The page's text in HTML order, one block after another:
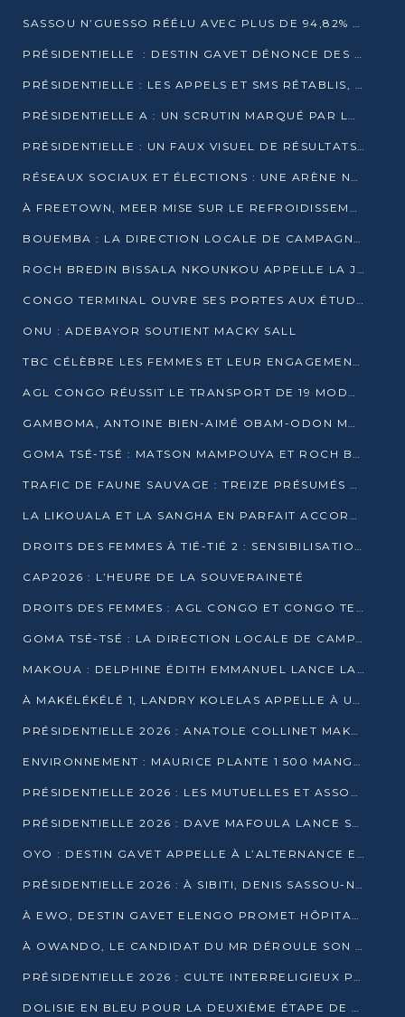
SASSOU N’GUESSO RÉÉLU AVEC PLUS DE 94,82% DES VOIX
PRÉSIDENTIELLE : DESTIN GAVET DÉNONCE DES IRRÉGULARITÉS ET REVENDIQUE LA VICTOIRE
PRÉSIDENTIELLE : LES APPELS ET SMS RÉTABLIS, INTERNET RESTE BLOQUÉ
PRÉSIDENTIELLE A : UN SCRUTIN MARQUÉ PAR LA COUPURE D’INTERNET ET UNE AFFLUENCE TIMIDE À BRAZZAVILLE
PRÉSIDENTIELLE : UN FAUX VISUEL DE RÉSULTATS CIRCULE
RÉSEAUX SOCIAUX ET ÉLECTIONS : UNE ARÈNE NUMÉRIQUE EN PLEINE MUTATION AU CONGO
À FREETOWN, MEER MISE SUR LE REFROIDISSEMENT PASSIF FACE À LA CHALEUR EXTRÊME
BOUEMBA : LA DIRECTION LOCALE DE CAMPAGNE DE DENIS SASSOU N’GUESSO MULTIPLIE LES ACTIVITÉS DE MOBILISATION
ROCH BREDIN BISSALA NKOUNKOU APPELLE LA JEUNESSE DE GOMA TSÉ-TSÉ À UN VOTE MASSIF POUR DENIS SASSOU NGUESSO
CONGO TERMINAL OUVRE SES PORTES AUX ÉTUDIANTS EN TRANSPORT ET LOGISTIQUE
ONU : ADEBAYOR SOUTIENT MACKY SALL
TBC CÉLÈBRE LES FEMMES ET LEUR ENGAGEMENT À L’OCCASION DU 8 MARS
AGL CONGO RÉUSSIT LE TRANSPORT DE 19 MODULES HORS GABARIT ENTRE POINTE-NOIRE ET BRAZZAVILLE
GAMBOMA, ANTOINE BIEN-AIMÉ OBAM-ODON MOBILISE LES 32 148 ÉLECTEURS EN FAVEUR DE DENIS SASSOU NGUESSO
GOMA TSÉ-TSÉ : MATSON MAMPOUYA ET ROCH BREDIN BISSALA NKOUNKOU EN CAMPAGNE DE PROXIMITÉ
TRAFIC DE FAUNE SAUVAGE : TREIZE PRÉSUMÉS TRAFIQUANTS INTERPELLÉS AU CONGO EN 2025
LA LIKOUALA ET LA SANGHA EN PARFAIT ACCORD AVEC LE PROJET DE SOCIÉTÉ DU CANDIDAT DENIS SASSOU-N’GUESSO
DROITS DES FEMMES À TIÉ-TIÉ 2 : SENSIBILISATION ET PÉDAGOGIE SUR LE DROIT DE VOTE
CAP2026 : L’HEURE DE LA SOUVERAINETÉ
DROITS DES FEMMES : AGL CONGO ET CONGO TERMINAL METTENT EN AVANT LE LEADERSHIP FÉMININ
GOMA TSÉ-TSÉ : LA DIRECTION LOCALE DE CAMPAGNE INTENSIFIE LA SENSIBILISATION DANS LES VILLAGES
MAKOUA : DELPHINE ÉDITH EMMANUEL LANCE LA CAMPAGNE POUR DENIS SASSOU-N’GUESSO
À MAKÉLÉKÉLÉ 1, LANDRY KOLELAS APPELLE À UNE MOBILISATION MASSIVE EN FAVEUR DE DENIS SASSOU-N’GUESSO
PRÉSIDENTIELLE 2026 : ANATOLE COLLINET MAKOSSO DÉFEND LE PROJET DE SOCIÉTÉ DE DENIS SASSOU NGUESSO
ENVIRONNEMENT : MAURICE PLANTE 1 500 MANGROVES POUR HONORER WANGARI MAATHAI
PRÉSIDENTIELLE 2026 : LES MUTUELLES ET ASSOCIATIONS S’IMPLIQUENT DANS LA CAMPAGNE ÉLECTORALE À TIÉ-TIÉ 2 (POINTE-NOIRE)
PRÉSIDENTIELLE 2026 : DAVE MAFOULA LANCE SA « VAGUE DU NOUVEAU DÉPART » À IMPFONDO
OYO : DESTIN GAVET APPELLE À L’ALTERNANCE ET À LA RESPONSABILITÉ DE LA JEUNESSE
PRÉSIDENTIELLE 2026 : À SIBITI, DENIS SASSOU-N’GUESSO PARIE SUR LES RESSOURCES DE LA LEKOUMOU
À EWO, DESTIN GAVET ELENGO PROMET HÔPITAL, CHEMIN DE FER ET AUDIT DES FINANCES PUBLIQUES
À OWANDO, LE CANDIDAT DU MR DÉROULE SON PROGRAMME DE “CHANGEMENT”
PRÉSIDENTIELLE 2026 : CULTE INTERRELIGIEUX POUR LA PAIX À OUENZÉ
DOLISIE EN BLEU POUR LA DEUXIÈME ÉTAPE DE CAMPAGNE DE DSN